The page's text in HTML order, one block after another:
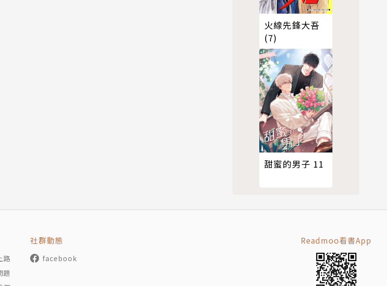
火線先鋒大吾
(7)
甜蜜的男子 11
路
題
社群動態
facebook
Readmoo看書App